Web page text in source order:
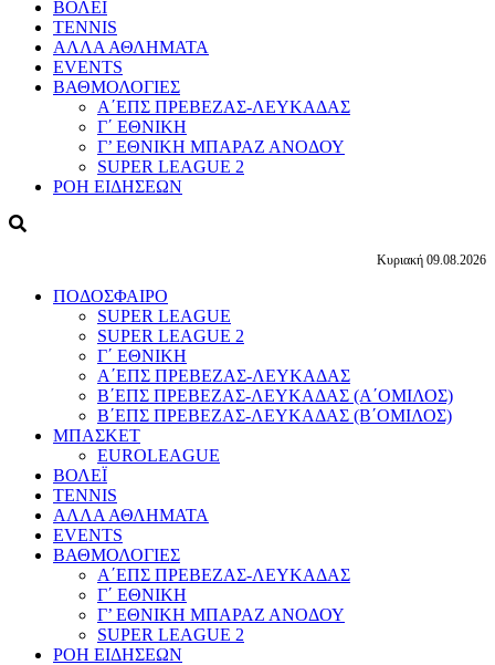
ΒΟΛΕΪ
TENNIS
ΑΛΛΑ ΑΘΛΗΜΑΤΑ
EVENTS
ΒΑΘΜΟΛΟΓΙΕΣ
Α΄ΕΠΣ ΠΡΕΒΕΖΑΣ-ΛΕΥΚΑΔΑΣ
Γ΄ ΕΘΝΙΚΗ
Γ’ ΕΘΝΙΚΗ ΜΠΑΡΑΖ ΑΝΟΔΟΥ
SUPER LEAGUE 2
ΡΟΗ ΕΙΔΗΣΕΩΝ
Κυριακή 09.08.2026
ΠΟΔΟΣΦΑΙΡΟ
SUPER LEAGUE
SUPER LEAGUE 2
Γ΄ ΕΘΝΙΚΗ
Α΄ΕΠΣ ΠΡΕΒΕΖΑΣ-ΛΕΥΚΑΔΑΣ
Β΄ΕΠΣ ΠΡΕΒΕΖΑΣ-ΛΕΥΚΑΔΑΣ (Α΄ΟΜΙΛΟΣ)
Β΄ΕΠΣ ΠΡΕΒΕΖΑΣ-ΛΕΥΚΑΔΑΣ (Β΄ΟΜΙΛΟΣ)
ΜΠΑΣΚΕΤ
EUROLEAGUE
ΒΟΛΕΪ
TENNIS
ΑΛΛΑ ΑΘΛΗΜΑΤΑ
EVENTS
ΒΑΘΜΟΛΟΓΙΕΣ
Α΄ΕΠΣ ΠΡΕΒΕΖΑΣ-ΛΕΥΚΑΔΑΣ
Γ΄ ΕΘΝΙΚΗ
Γ’ ΕΘΝΙΚΗ ΜΠΑΡΑΖ ΑΝΟΔΟΥ
SUPER LEAGUE 2
ΡΟΗ ΕΙΔΗΣΕΩΝ